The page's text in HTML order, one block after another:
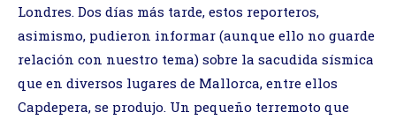
Londres. Dos días más tarde, estos reporteros,
asimismo, pudieron informar (aunque ello no guarde
relación con nuestro tema) sobre la sacudida sísmica
que en diversos lugares de Mallorca, entre ellos
Capdepera, se produjo. Un pequeño terremoto que